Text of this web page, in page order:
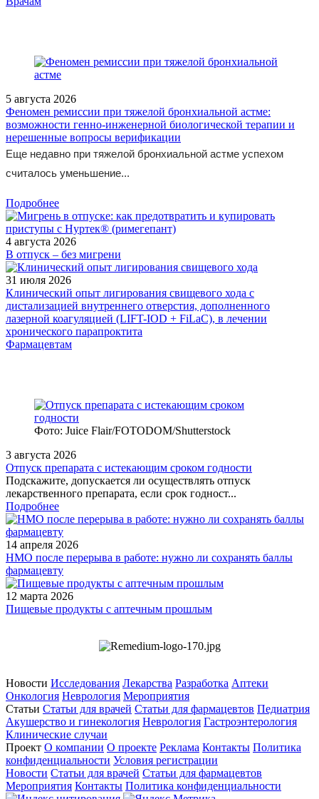
5 августа 2026
Феномен ремиссии при тяжелой бронхиальной астме:
возможности генно-инженерной биологической терапии и
нерешенные вопросы верификации
Еще недавно при тяжелой бронхиальной астме успехом
считалось уменьшение...
Подробнее
4 августа 2026
В отпуск – без мигрени
31 июля 2026
Клинический опыт лигирования свищевого хода с
дистализацией внутреннего отверстия, дополненного
лазерной коагуляцией (LIFT-IOD + FiLaC), в лечении
хронического парапроктита
Фармацевтам
Фото: Juice Flair/FOTODOM/Shutterstoсk
3 августа 2026
Отпуск препарата с истекающим сроком годности
Подскажите, допускается ли осуществлять отпуск
лекарственного препарата, если срок годност...
Подробнее
14 апреля 2026
НМО после перерыва в работе: нужно ли сохранять баллы
фармацевту
12 марта 2026
Пищевые продукты с аптечным прошлым
Новости Исследования Лекарства Разработка Аптеки
Онкология Неврология Мероприятия
Статьи Статьи для врачей Статьи для фармацевтов Педиатрия
Акушерство и гинекология Неврология Гастроэнтерология
Клинические случаи
Проект О компании О проекте Реклама Контакты Политика
конфиденциальности Условия регистрации
Новости Статьи для врачей Статьи для фармацевтов
Мероприятия Контакты Политика конфиденциальности